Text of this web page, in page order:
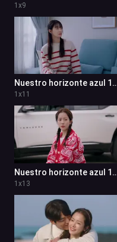
1 x9
Nuestro horizonte azul 1x11
1 x11
Nuestro horizonte azul 1x13
1 x13